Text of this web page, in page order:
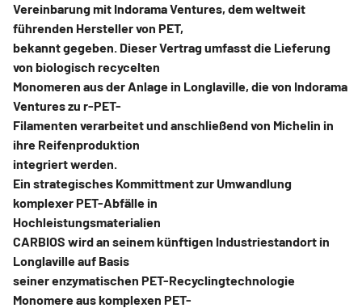
Vereinbarung mit Indorama Ventures, dem weltweit
führenden Hersteller von PET,
bekannt gegeben. Dieser Vertrag umfasst die Lieferung
von biologisch recycelten
Monomeren aus der Anlage in Longlaville, die von Indorama
Ventures zu r-PET-
Filamenten verarbeitet und anschließend von Michelin in
ihre Reifenproduktion
integriert werden.
Ein strategisches Kommittment zur Umwandlung
komplexer PET-Abfälle in
Hochleistungsmaterialien
CARBIOS wird an seinem künftigen Industriestandort in
Longlaville auf Basis
seiner enzymatischen PET-Recyclingtechnologie
Monomere aus komplexen PET-